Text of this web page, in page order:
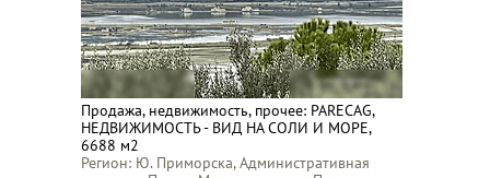
Продажа, недвижимость, прочее: PARECAG,
НЕДВИЖИМОСТЬ - ВИД НА СОЛИ И МОРЕ,
6688 м2
Регион: Ю. Приморска, Административная